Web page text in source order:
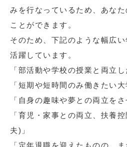
みを行なっているため、あなた
ことができます。
そのため、下記のような幅広
活躍しています。
「部活動や学校の授業と両立し
「短期や短時間のみ働きたい大
「自身の趣味や夢との両立を
「育児・家事との両立、扶養
夫)」